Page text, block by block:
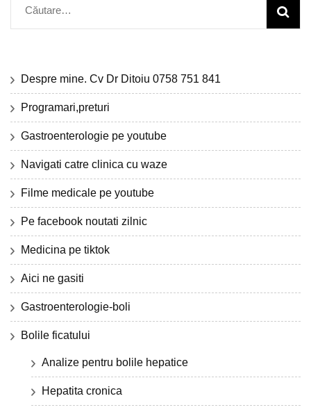
Caută
după:
Despre mine. Cv Dr Ditoiu 0758 751 841
Programari,preturi
Gastroenterologie pe youtube
Navigati catre clinica cu waze
Filme medicale pe youtube
Pe facebook noutati zilnic
Medicina pe tiktok
Aici ne gasiti
Gastroenterologie-boli
Bolile ficatului
Analize pentru bolile hepatice
Hepatita cronica